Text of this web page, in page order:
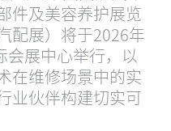
件及美容养护展览
配展）将于2026年
会展中心举行，以
在维修场景中的实
业伙伴构建切实可